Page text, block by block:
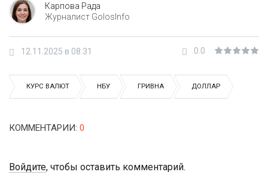
Карпова Рада
Журналист GolosInfo
12.11.2025 в 08:31 0.0
КУРС ВАЛЮТ НБУ ГРИВНА ДОЛЛАР
КОММЕНТАРИИ: 0
Войдите, чтобы оставить комментарий.